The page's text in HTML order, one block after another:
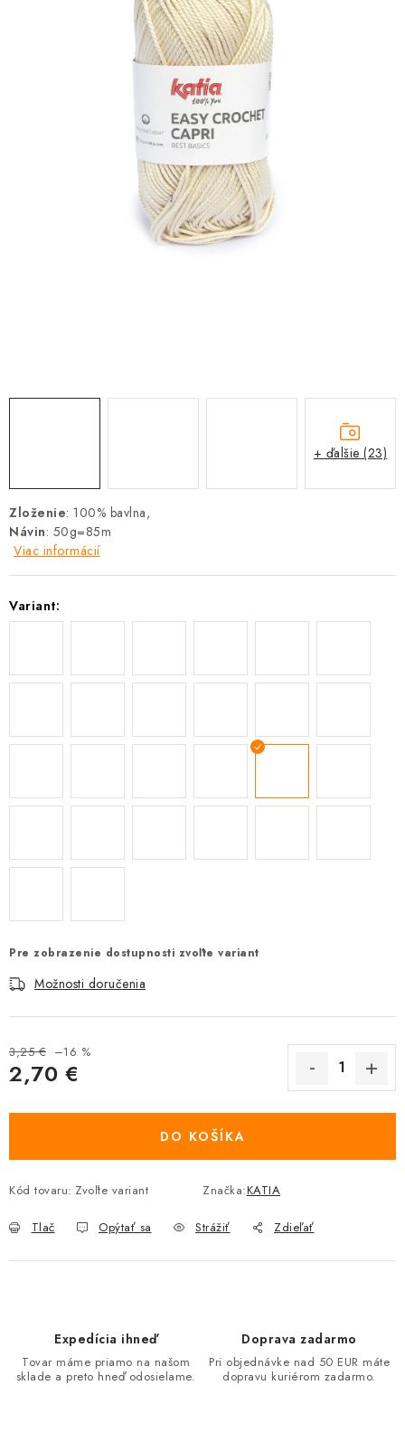
Zloženie: 100% bavlna,
Návin: 50g=85m
Viac informácií
Variant:
Pre zobrazenie dostupnosti zvoľte variant
Možnosti doručenia
3,25 € –16 %
2,70 €
DO KOŠÍKA
Kód tovaru: Zvoľte variant Značka:KATIA
Tlač Opýtať sa Strážiť Zdieľať
+ ďalšie (23)
Expedícia ihneď
Tovar máme priamo na našom
sklade a preto hneď odosielame.
Doprava zadarmo
Pri objednávke nad 50 EUR máte
dopravu kuriérom zadarmo.